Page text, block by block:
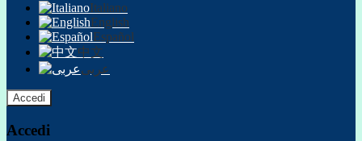
Italiano
English
Español
中文
عربى
Accedi
Accedi